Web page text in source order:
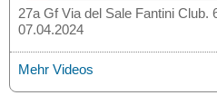
27a Gf Via del Sale Fantini Club.
07.04.2024
Mehr Videos